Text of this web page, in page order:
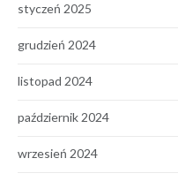
styczeń 2025
grudzień 2024
listopad 2024
październik 2024
wrzesień 2024